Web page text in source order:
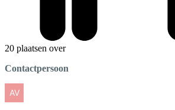
20 plaatsen over
Contactpersoon